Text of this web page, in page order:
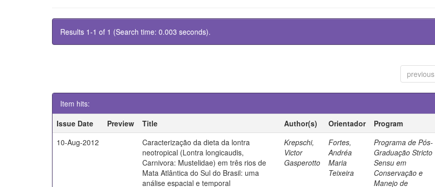
Results 1-1 of 1 (Search time: 0.003 seconds).
previous
Item hits:
Issue Date
Preview Title Author(s) Orientador Program
10-Aug-2012
Caracterização da dieta da lontra
neotropical (Lontra longicaudis,
Carnivora: Mustelidae) em três rios de
Mata Atlântica do Sul do Brasil: uma
análise espacial e temporal
Krepschi,
Victor
Gasperotto
Fortes,
Andréa
Maria
Teixeira
Programa de Pós-
Graduação Stricto
Sensu em
Conservação e
Manejo de